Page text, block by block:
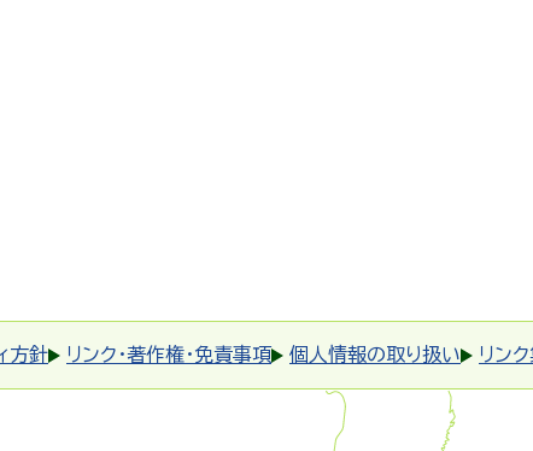
方針 リンク・著作権・免責事項 個人情報の取り扱い リン